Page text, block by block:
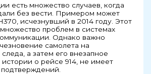
есть множество случаев, когда
без вести. Примером может
исчезнувший в 2014 году. Этот
проблем в системах
Однако важно
самолета на
а затем его внезапное
истории о рейсе 914, не имеет